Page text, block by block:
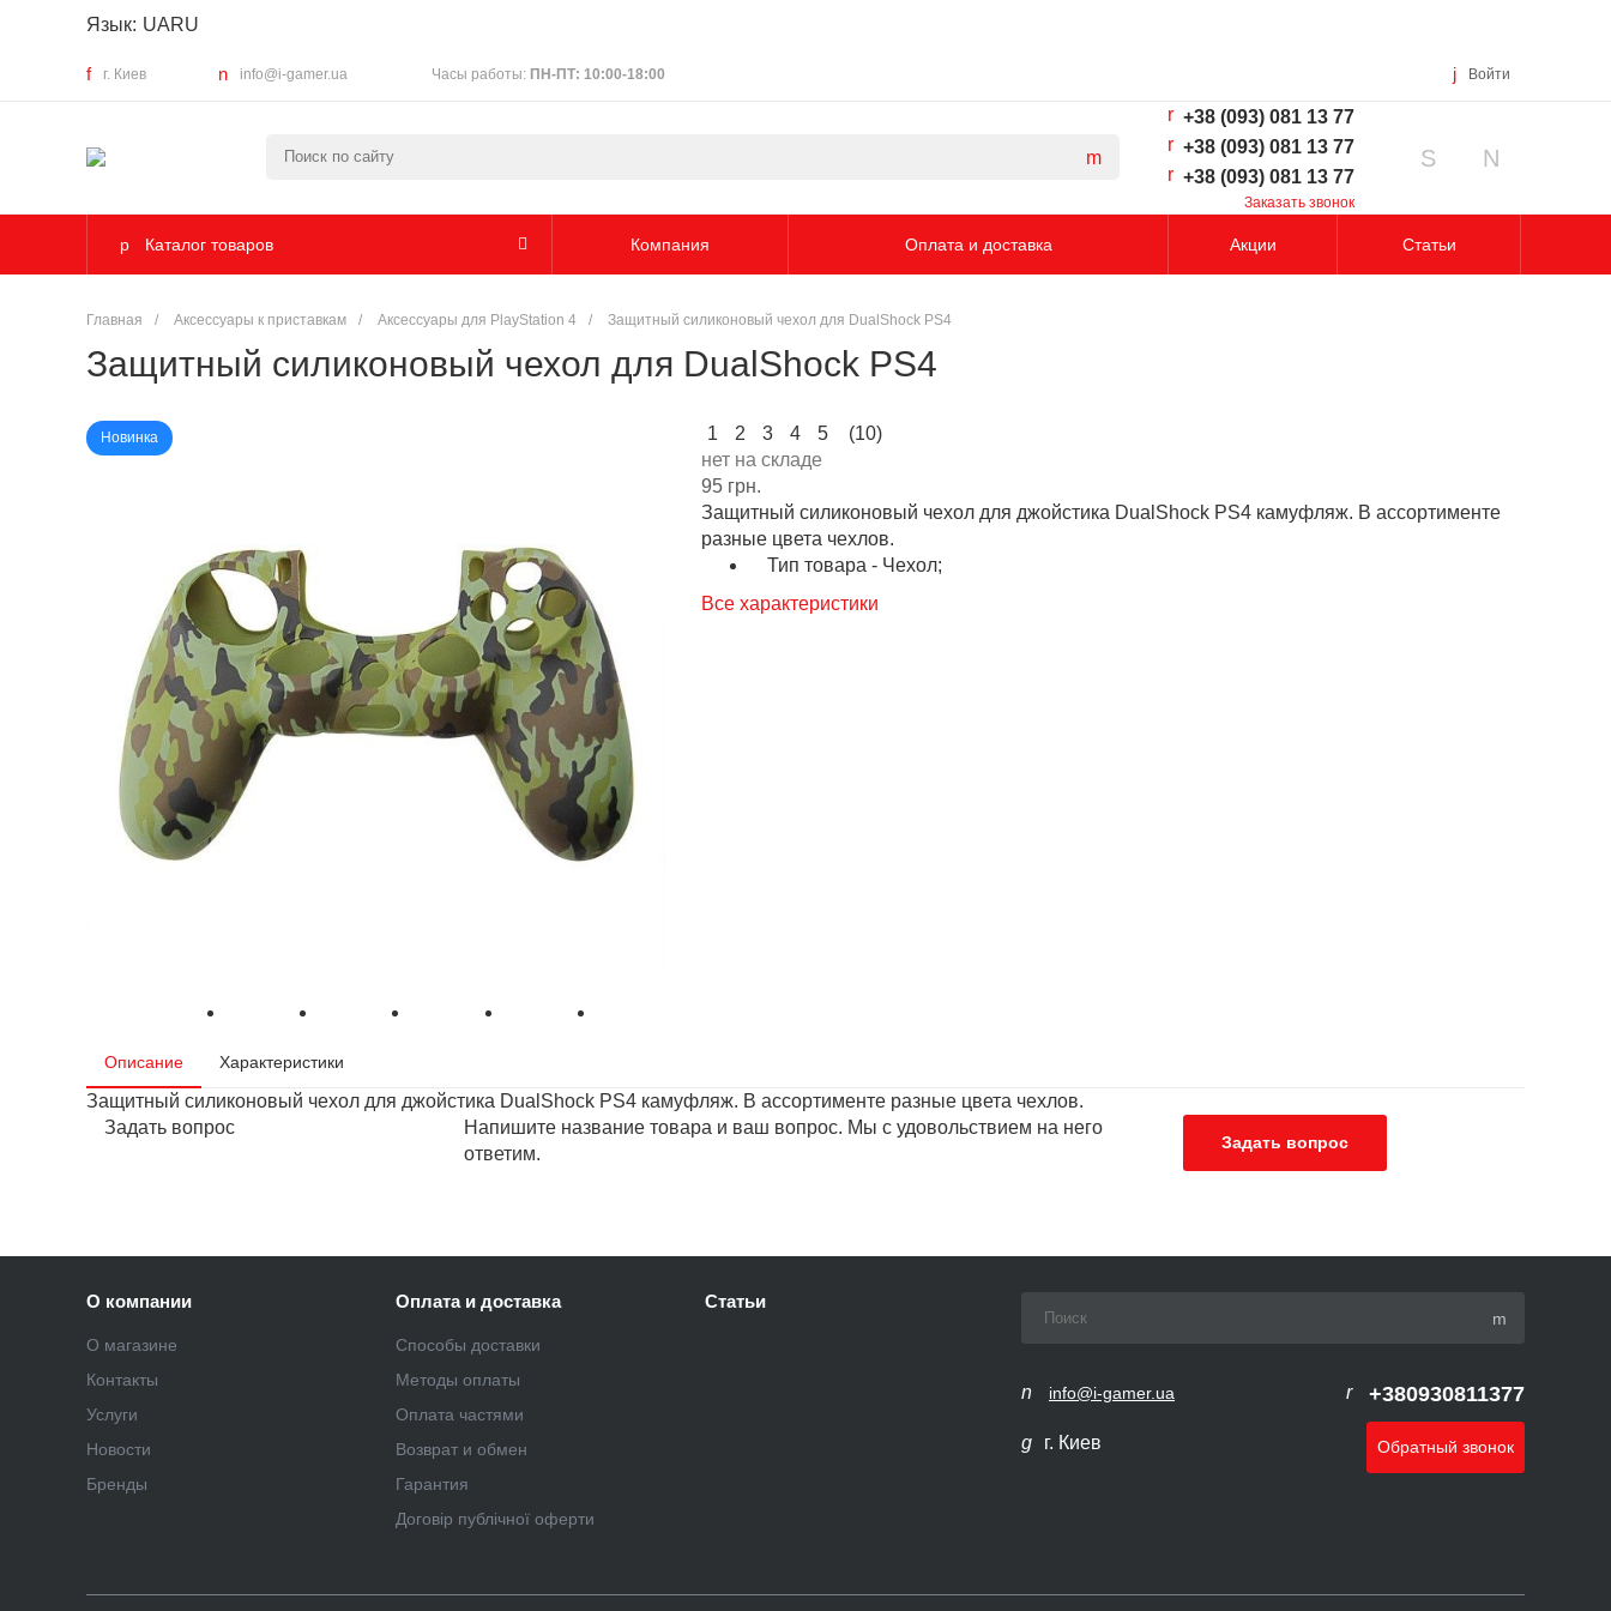
Язык: UARU
г. Киев info@i-gamer.ua Часы работы: ПН-ПТ: 10:00-18:00 Войти
+38 (093) 081 13 77
+38 (093) 081 13 77
+38 (093) 081 13 77
Заказать звонок
Каталог товаров Компания Оплата и доставка Акции Статьи
Главная / Аксессуары к приставкам / Аксессуары для PlayStation 4 / Защитный силиконовый чехол для DualShock PS4
Защитный силиконовый чехол для DualShock PS4
Новинка 1 2 3 4 5
(10)
нет на складе
95 грн.
Защитный силиконовый чехол для джойстика DualShock PS4 камуфляж. В ассортименте
разные цвета чехлов.
Тип товара - Чехол;
Все характеристики
Описание Характеристики
Защитный силиконовый чехол для джойстика DualShock PS4 камуфляж. В ассортименте разные цвета чехлов.
Задать вопрос
Напишите название товара и ваш вопрос. Мы с удовольствием на него
ответим.
Задать вопрос
О компании
О магазине
Контакты
Услуги
Новости
Бренды
Оплата и доставка
Способы доставки
Методы оплаты
Оплата частями
Возврат и обмен
Гарантия
Договір публічної оферти
Статьи
info@i-gamer.ua
г. Киев
+380930811377
Обратный звонок